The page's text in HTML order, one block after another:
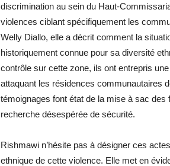
discrimination au sein du Haut-
violences ciblant spécifiquement les
Welly Diallo, elle a décrit comment la
historiquement connue pour sa diversité
contrôle sur cette zone, ils ont entrepris
attaquant les résidences communautaires
témoignages font état de la mise à sac
recherche désespérée de sécurité.
Rishmawi n’hésite pas à désigner ces
ethnique de cette violence. Elle met en